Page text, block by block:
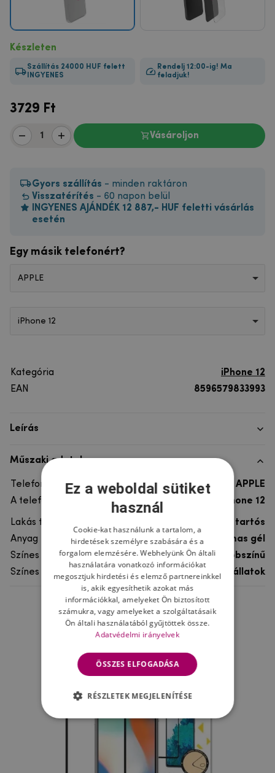
Készleten
Szállítás 24000 HUF felett
INGYENES
Rendelj 12:00-ig! Ma
feladjuk!
3729 Ft
Vásároljon
Gyors szállítás - minden raktáron
Visszatérítés - 60 napon belül
INGYENES AJÁNDÉK 12 887,- HUF feletti vásárlás
esetén
Egy másik telefonért?
APPLE
iPhone 12
Kategória
iPhone 12
EAN
8596579833993
Leírás
Műszaki adatok
Telefon márka
APPLE
A telefonmodellhez
iPhone 12
Lakás típusa
Gél, Ultra tartós
Anyag
rugalmas gél
Színes
többszínű
Színes motívum
Egyéb állatok
Ne felejtsd el
Ez a weboldal sütiket
használ
Cookie-kat használunk a tartalom, a
hirdetések személyre szabására és a
forgalom elemzésére. Webhelyünk Ön általi
használatára vonatkozó információkat
megosztjuk hirdetési és elemző partnereinkkel
is, akik egyesíthetik azokat más
információkkal, amelyeket Ön biztosított
számukra, vagy amelyeket a szolgáltatásaik
Ön általi használatából gyűjtöttek össze.
Adatvédelmi irányelvek
ÖSSZES ELFOGADÁSA
RÉSZLETEK MEGJELENÍTÉSE